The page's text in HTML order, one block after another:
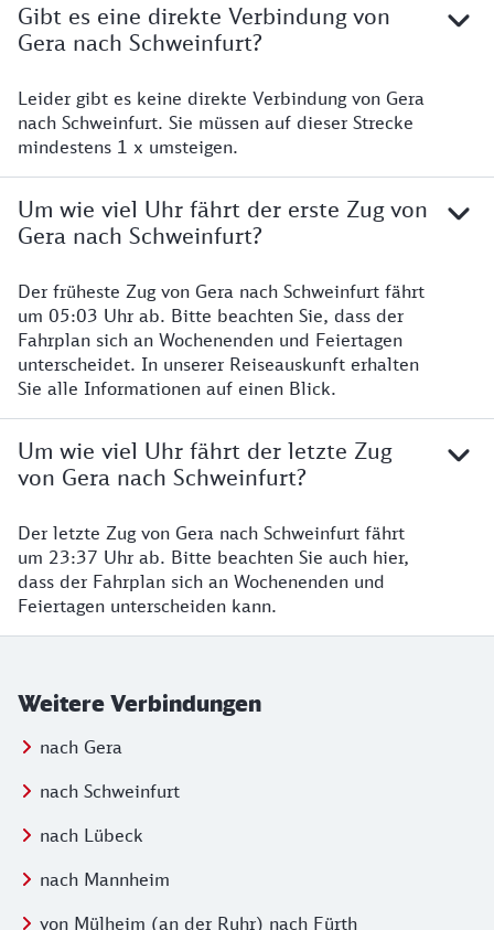
Gibt es eine direkte Verbindung von
Gera nach Schweinfurt?
Leider gibt es keine direkte Verbindung von Gera
nach Schweinfurt. Sie müssen auf dieser Strecke
mindestens 1 x umsteigen.
Um wie viel Uhr fährt der erste Zug von
Gera nach Schweinfurt?
Der früheste Zug von Gera nach Schweinfurt fährt
um 05:03 Uhr ab. Bitte beachten Sie, dass der
Fahrplan sich an Wochenenden und Feiertagen
unterscheidet. In unserer Reiseauskunft erhalten
Sie alle Informationen auf einen Blick.
Um wie viel Uhr fährt der letzte Zug
von Gera nach Schweinfurt?
Der letzte Zug von Gera nach Schweinfurt fährt
um 23:37 Uhr ab. Bitte beachten Sie auch hier,
dass der Fahrplan sich an Wochenenden und
Feiertagen unterscheiden kann.
Weitere Verbindungen
nach Gera
nach Schweinfurt
nach Lübeck
nach Mannheim
von Mülheim (an der Ruhr) nach Fürth